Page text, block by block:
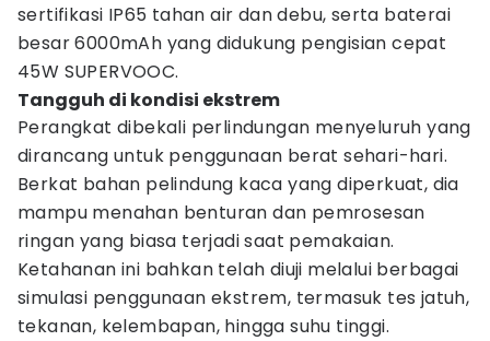
sertifikasi IP65 tahan air dan debu, serta baterai
besar 6000mAh yang didukung pengisian cepat
45W SUPERVOOC.
Tangguh di kondisi ekstrem
Perangkat dibekali perlindungan menyeluruh yang
dirancang untuk penggunaan berat sehari-hari.
Berkat bahan pelindung kaca yang diperkuat, dia
mampu menahan benturan dan pemrosesan
ringan yang biasa terjadi saat pemakaian.
Ketahanan ini bahkan telah diuji melalui berbagai
simulasi penggunaan ekstrem, termasuk tes jatuh,
tekanan, kelembapan, hingga suhu tinggi.